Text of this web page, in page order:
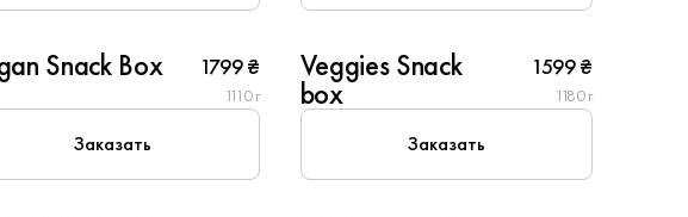
6
Snack Box 1799 ₴
1110 г
Заказать
Вегетарианское
6
Veggies Snack
box
1599 ₴
1180 г
Заказать
6 6